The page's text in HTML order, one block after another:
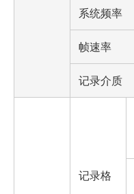
系统频率
帧速率
记录介质
记录格